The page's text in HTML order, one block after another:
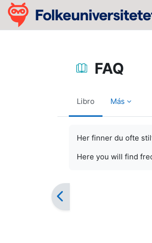
Salta al contenido principal
FAQ
Libro Más
Her finner du ofte
Here you will find